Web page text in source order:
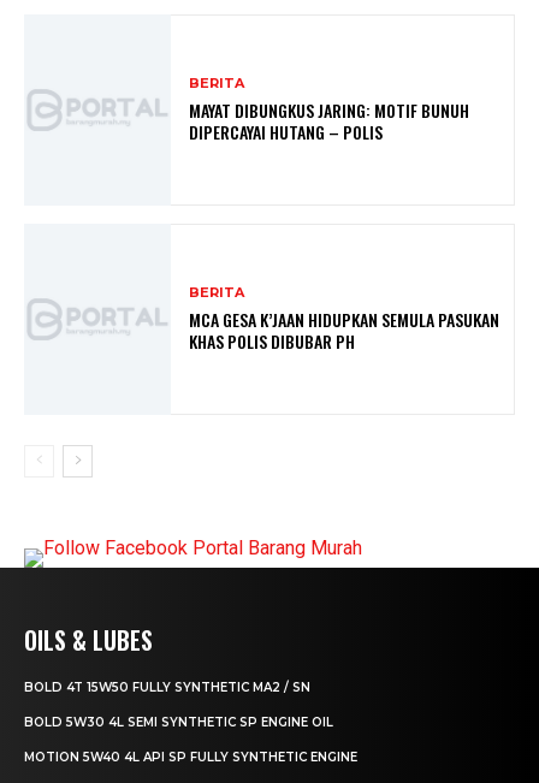
BERITA
MAYAT DIBUNGKUS JARING: MOTIF BUNUH
DIPERCAYAI HUTANG – POLIS
BERITA
MCA GESA K’JAAN HIDUPKAN SEMULA PASUKAN
KHAS POLIS DIBUBAR PH
OILS & LUBES
BOLD 4T 15W50 FULLY SYNTHETIC MA2 / SN
BOLD 5W30 4L SEMI SYNTHETIC SP ENGINE OIL
MOTION 5W40 4L API SP FULLY SYNTHETIC ENGINE